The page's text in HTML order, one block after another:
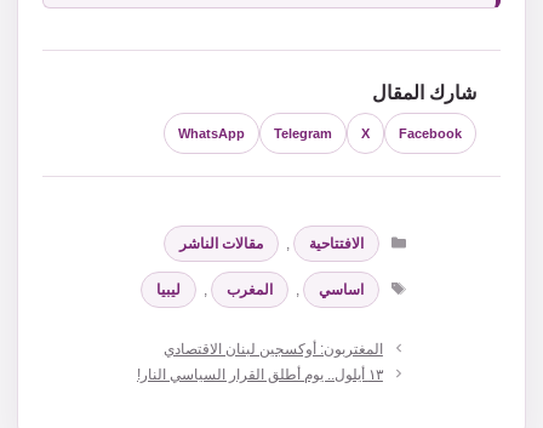
شارك المقال
Facebook
X
Telegram
WhatsApp
التصنيفات
الافتتاحية
مقالات الناشر
الوسوم
اساسي المغرب ليبيا
المغتربون: أوكسجين لبنان الاقتصادي
١٣ أيلول.. يوم أطلق القرار السياسي النار!